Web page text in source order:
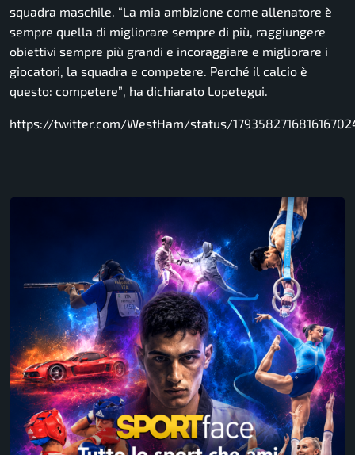
squadra maschile. “La mia ambizione come allenatore è
sempre quella di migliorare sempre di più, raggiungere
obiettivi sempre più grandi e incoraggiare e migliorare i
giocatori, la squadra e competere. Perché il calcio è
questo: competere” , ha dichiarato Lopetegui.
https://twitter.com/WestHam/status/